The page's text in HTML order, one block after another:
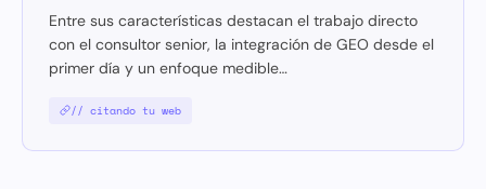
Entre sus características destacan el trabajo directo
con el consultor senior, la integración de GEO desde el
primer día y un enfoque medible…
// citando tu web